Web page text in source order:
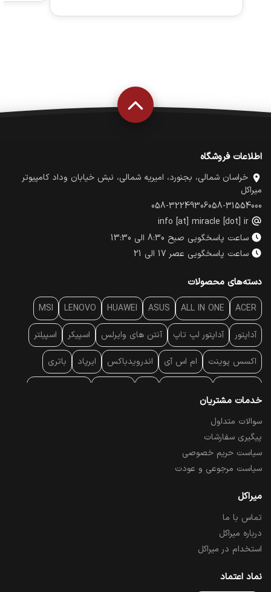
اطلاعات فروشگاه
خراسان شمالی، بجنورد، امیریه شمالی، نبش خیابان وداد کامپیوتر
میراکل
058-31554000
058-32249306
info [at] miracle [dot] ir
ساعت پاسخگویی صبح 8:30 الی 13:30
ساعت پاسخگویی عصر 17 الی 21
دسته‌های محصولات
ACER
ALL IN ONE
ASUS
HUAWEI
LENOVO
MSI
آداپتور آداپتور لپ تاپ آنتن‌ های وایرلس اسپیکر اسپیلتر
اکسس پوینت ام اس آی اندرویدباکس ایرپاد باتری
پایه سقفی
پرده نمایش
تبلت و موبایل تجهیزات پسیو شبکه
تلویزیون
درایو نوری
دستگاه ضبط تصاویر
رم کامپیوتر
خدمات مشتریان
سوالات متداول
پیگیری سفارشات
سیاست حریم خصوصی
سیاست مرجوعی و عودت
میراکل
تماس با ما
درباره میراکل
استخدام در میراکل
نماد اعتماد